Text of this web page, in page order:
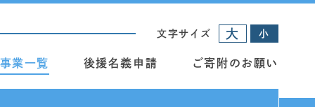
文字サイズ 大 小
事業一覧 後援名義申請 ご寄附のお願い